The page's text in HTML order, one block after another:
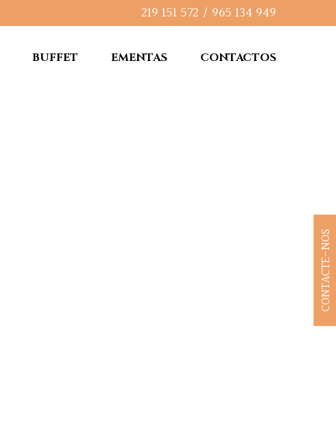
219 151 572 / 965 134 949
BUFFET EMENTAS CONTACTOS
CONTACTE-NOS